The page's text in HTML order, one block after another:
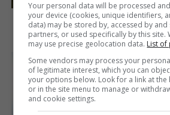
How Did They Get Gina
Carano To Take It All Back?
Brainberries
Did
Your personal data will be processed
your device (cookies, unique identifiers,
data) may be stored by, accessed by
partners, or used specifically by this site.
may use precise geolocation data. List of
Some vendors may process your
of legitimate interest, which you can
your options below. Look for a link at
or in the site menu to manage or
and cookie settings.